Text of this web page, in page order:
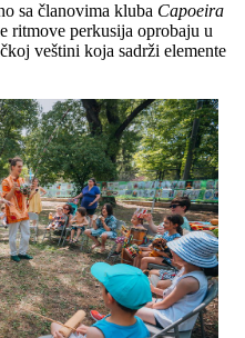
sa članovima kluba Capoeira
ritmove perkusija oprobaju u
veštini koja sadrži elemente